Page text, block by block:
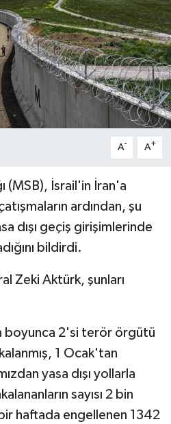
A- A+
(MSB), İsrail'in İran'a
ardından, şu
dışı geçiş girişimlerinde
bildirdi.
Zeki Aktürk, şunları
boyunca 2'si terör örgütü
1 Ocak'tan
yasa dışı yollarla
sayısı 2 bin
haftada engellenen 1342